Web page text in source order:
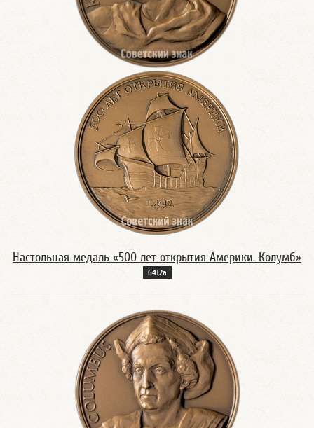
Настольная медаль «500 лет открытия Америки. Колумб»
6412а